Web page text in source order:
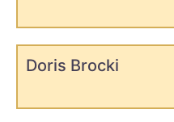
Doris Brocki